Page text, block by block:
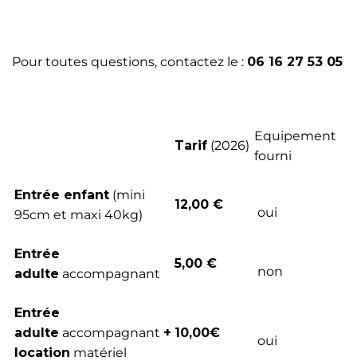
Pour toutes questions, contactez le : 06 16 27 53 05
Tarif (2026)
Equipement
fourni
Entrée enfant (mini
95cm et maxi 40kg)
12,00 €
oui
Entrée
adulte accompagnant
5,00 €
non
Entrée
adulte accompagnant +
location matériel
10,00€
oui